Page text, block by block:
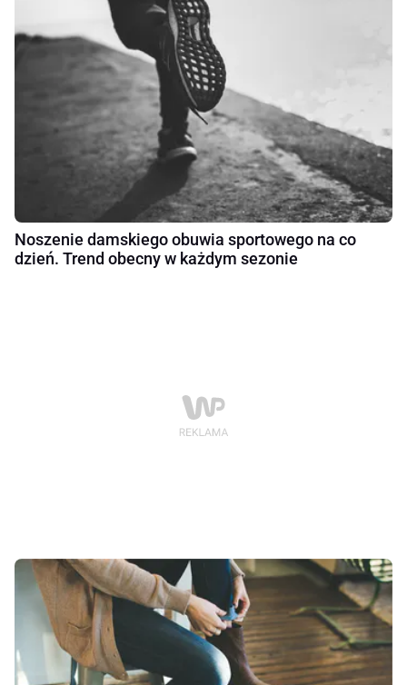
Noszenie damskiego obuwia sportowego na co
dzień. Trend obecny w każdym sezonie